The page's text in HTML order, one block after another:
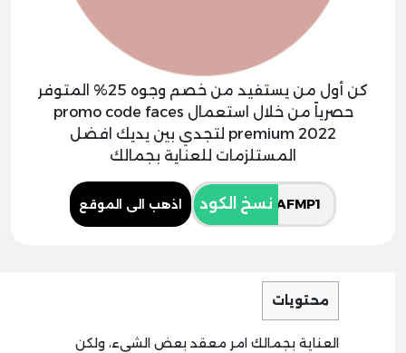
كن أول من يستفيد من خصم وجوه 25% المتوفر
حصرياً من خلال استعمال promo code faces
premium 2022 لتجدي بين يديك افضل
المستلزمات للعناية بجمالك
نسخ الكود اذهب الى الموقع
محتويات
العناية بجمالك امر معقد بعض الشيء، ولكن